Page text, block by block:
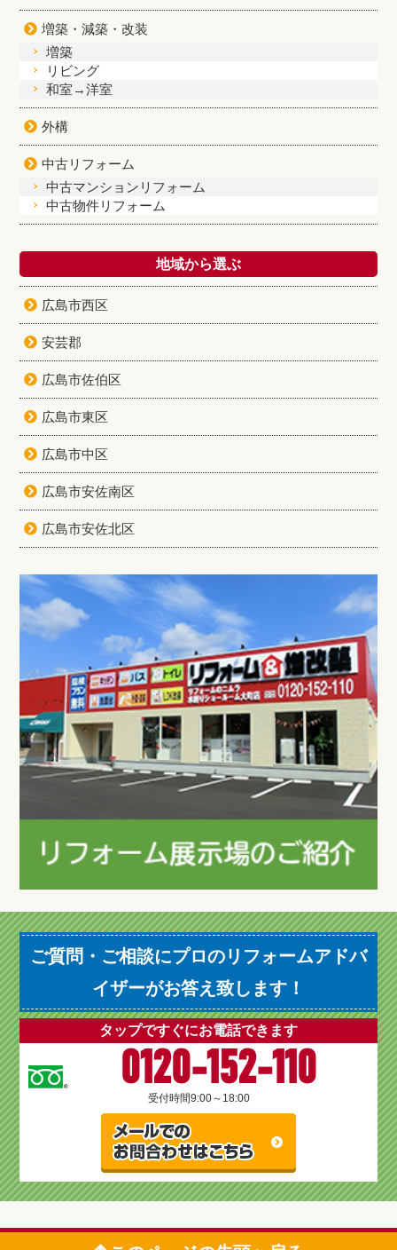
増築・減築・改装
増築
リビング
和室→洋室
外構
中古リフォーム
中古マンションリフォーム
中古物件リフォーム
地域から選ぶ
広島市西区
安芸郡
広島市佐伯区
広島市東区
広島市中区
広島市安佐南区
広島市安佐北区
ご質問・ご相談にプロのリフォームアドバ
イザーがお答え致します！
タップですぐにお電話できます
0120-152-110
受付時間9:00～18:00